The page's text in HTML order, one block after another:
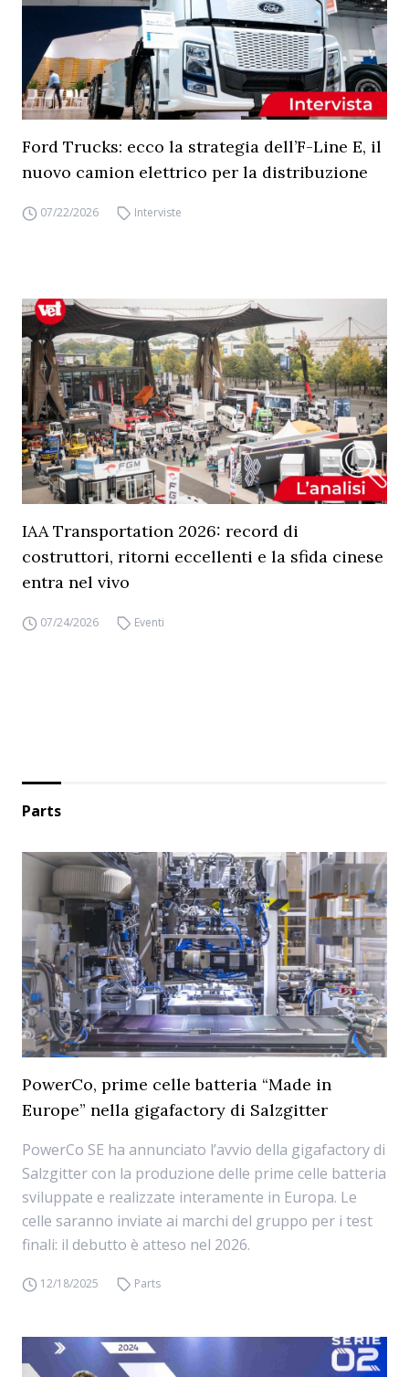
Ford Trucks: ecco la strategia dell’F-Line E, il
nuovo camion elettrico per la distribuzione
07/22/2026 Interviste
IAA Transportation 2026: record di
costruttori, ritorni eccellenti e la sfida cinese
entra nel vivo
07/24/2026 Eventi
Parts
PowerCo, prime celle batteria “Made in
Europe” nella gigafactory di Salzgitter
PowerCo SE ha annunciato l’avvio della gigafactory di
Salzgitter con la produzione delle prime celle batteria
sviluppate e realizzate interamente in Europa. Le
celle saranno inviate ai marchi del gruppo per i test
finali: il debutto è atteso nel 2026.
12/18/2025 Parts